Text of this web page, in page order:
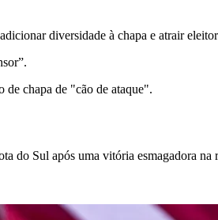
diversidade à chapa e atrair
de chapa de "cão de ataque".
do Sul após uma vitória esmagadora